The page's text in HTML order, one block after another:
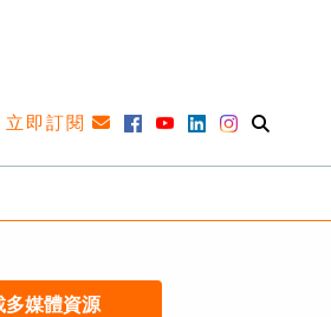
立即訂閱
多媒體資源